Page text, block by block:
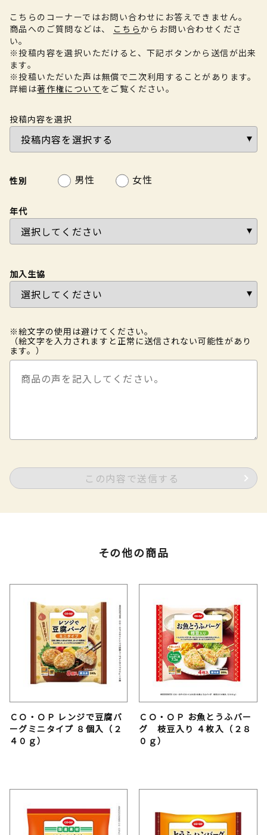
こちらのコーナーではお問い合わせにお答えできません。
商品へのご質問などは、
こちらからお問い合わせくださ
い。
※投稿内容を選択いただけると、下記ボタンから送信が出来
ます。
※投稿いただいた声は無償で二次利用することがあります。
詳細は著作権について をご覧ください。
投稿内容を選択
性別 男性 女性
年代
加入生協
※絵文字の使用は避けてください。
（絵文字を入力されますと正常に送信されない可能性があり
ます。）
この内容で送信する
その他の商品
ＣＯ・ＯＰ レンジで豆腐バ
ーグミニタイプ ８個入（２
４０ｇ）
ＣＯ・ＯＰ お魚とうふバー
グ 枝豆入り ４枚入（２８
０ｇ）